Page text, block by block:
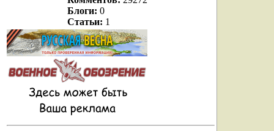
Блоги: 0
Статьи: 1